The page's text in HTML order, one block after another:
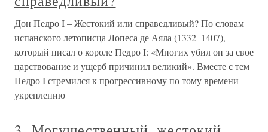
Дон Педро I – Жестокий или справедливый? По словам
испанского летописца Лопеса де Аяла (1332–1407),
который писал о короле Педро I: «Многих убил он за свое
царствование и ущерб причинил великий». Вместе с тем
Педро I стремился к прогрессивному по тому времени
укреплению